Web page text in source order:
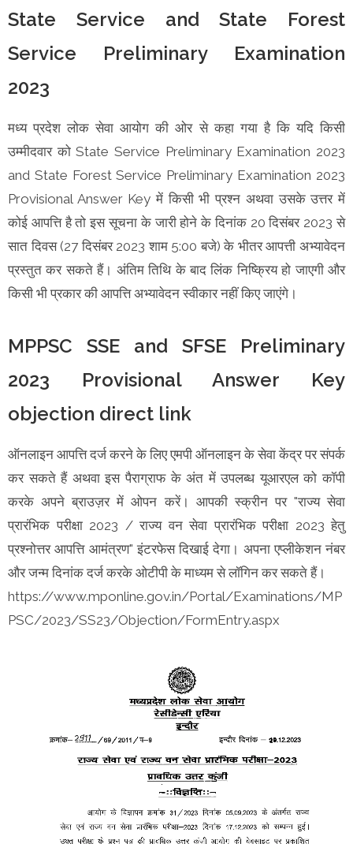
State Service and State Forest
Service Preliminary Examination
2023
मध्य प्रदेश लोक सेवा आयोग की ओर से कहा गया है कि यदि किसी
उम्मीदवार को State Service Preliminary Examination 2023
and State Forest Service Preliminary Examination 2023
Provisional Answer Key में किसी भी प्रश्न अथवा उसके उत्तर में
कोई आपत्ति है तो इस सूचना के जारी होने के दिनांक 20 दिसंबर 2023 से
सात दिवस (27 दिसंबर 2023 शाम 5:00 बजे) के भीतर आपत्ती अभ्यावेदन
प्रस्तुत कर सकते हैं। अंतिम तिथि के बाद लिंक निष्क्रिय हो जाएगी और
किसी भी प्रकार की आपत्ति अभ्यावेदन स्वीकार नहीं किए जाएंगे।
MPPSC SSE and SFSE Preliminary
2023 Provisional Answer Key
objection direct link
ऑनलाइन आपत्ति दर्ज करने के लिए एमपी ऑनलाइन के सेवा केंद्र पर संपर्क
कर सकते हैं अथवा इस पैराग्राफ के अंत में उपलब्ध यूआरएल को कॉपी
करके अपने ब्राउज़र में ओपन करें। आपकी स्क्रीन पर "राज्य सेवा
प्रारंभिक परीक्षा 2023 / राज्य वन सेवा प्रारंभिक परीक्षा 2023 हेतु
प्रश्नोत्तर आपत्ति आमंत्रण" इंटरफेस दिखाई देगा। अपना एप्लीकेशन नंबर
और जन्म दिनांक दर्ज करके ओटीपी के माध्यम से लॉगिन कर सकते हैं।
https://www.mponline.gov.in/Portal/Examinations/MP
PSC/2023/SS23/Objection/FormEntry.aspx